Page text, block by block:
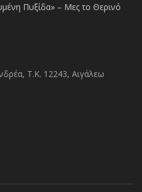
Πυξίδα» – Μες το Θερινό
Τ.Κ. 12243, Αιγάλεω